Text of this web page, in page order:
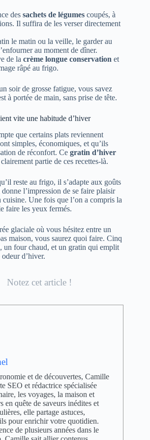
des sachets de légumes coupés, à
Il suffira de les verser directement
le matin ou la veille, le garder au
au moment de dîner.
de la crème longue conservation et
râpé au frigo.
soir de grosse fatigue, vous savez
à portée de main, sans prise de tête.
vite une habitude d’hiver
que certains plats reviennent
simples, économiques, et qu’ils
de réconfort. Ce gratin d’hiver
partie de ces recettes-là.
reste au frigo, il s’adapte aux goûts
l’impression de se faire plaisir
cuisine. Une fois que l’on a compris la
faire les yeux fermés.
glaciale où vous hésitez entre un
maison, vous saurez quoi faire. Cinq
un four chaud, et un gratin qui emplit
d’hiver.
Notez cet article !
et de découvertes, Camille
SEO et rédactrice spécialisée
les voyages, la maison et
en quête de saveurs inédites et
elle partage astuces,
pour enrichir votre quotidien.
de plusieurs années dans le